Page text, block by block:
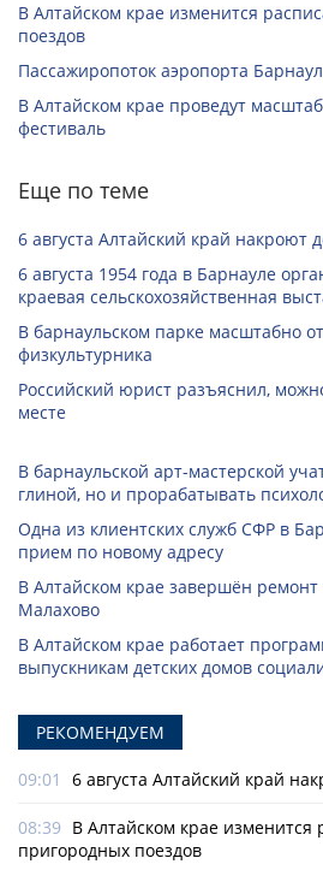
В Алтайском крае изменится
поездов
Пассажиропоток аэропорта
В Алтайском крае проведут
фестиваль
Еще по теме
6 августа Алтайский край накроют
6 августа 1954 года в Барнауле
краевая сельскохозяйственная
В барнаульском парке масштабно
физкультурника
Российский юрист разъяснил,
месте
В барнаульской арт-мастерской
глиной, но и прорабатывать
Одна из клиентских служб СФР в
прием по новому адресу
В Алтайском крае завершён ремонт
Малахово
В Алтайском крае работает
выпускникам детских домов
РЕКОМЕНДУЕМ
09:01 6 августа Алтайский край
08:39 В Алтайском крае изменится
пригородных поездов